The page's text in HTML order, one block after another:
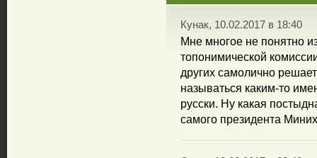
Кунак, 10.02.2017 в 18:40
Мне многое не понятно
топонимической
других самолично
называться каким-то
русски. Ну какая
самого президента